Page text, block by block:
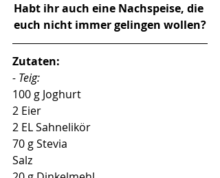
Habt ihr auch eine Nachspeise, die
euch nicht immer gelingen wollen?
Zutaten:
- Teig:
100 g Joghurt
2 Eier
2 EL Sahnelikör
70 g Stevia
Salz